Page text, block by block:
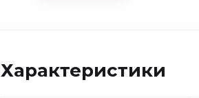
Характеристики